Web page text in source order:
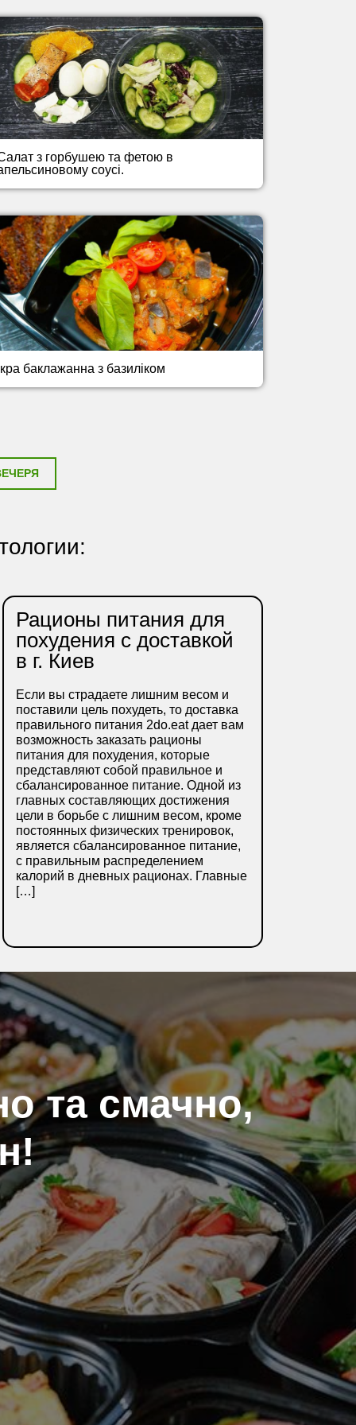
з горбушею та фетою в
соусі.
баклажанна з базиліком
Рационы питания для
похудения с доставкой
в г. Киев
Если вы страдаете лишним весом и
поставили цель похудеть, то доставка
правильного питания 2do.eat дает вам
возможность заказать рационы
питания для похудения, которые
представляют собой правильное и
сбалансированное питание. Одной из
главных составляющих достижения
цели в борьбе с лишним весом, кроме
постоянных физических тренировок,
является сбалансированное питание,
с правильным распределением
калорий в дневных рационах. Главные
[…]
та смачно,